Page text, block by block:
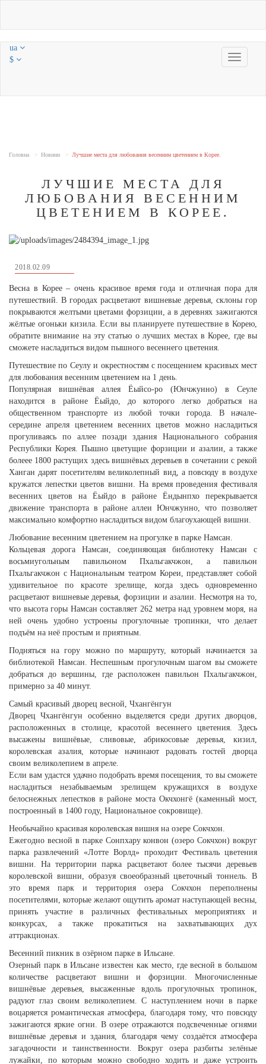
Toggle
ua
$
Головна Новини Лучшие места для любования весенним цветением в Корее.
ЛУЧШИЕ МЕСТА ДЛЯ
ЛЮБОВАНИЯ ВЕСЕННИМ
ЦВЕТЕНИЕМ В КОРЕЕ.
2018.02.09
Весна в Корее – очень красивое время года и отличная пора для
путешествий. В городах расцветают вишневые деревья, склоны гор
покрываются желтыми цветами форзиции, а в деревнях зажигаются
жёлтые огоньки кизила. Если вы планируете путешествие в Корею,
обратите внимание на эту статью о лучших местах в Корее, где вы
сможете насладиться видом пышного весеннего цветения.
Путешествие по Сеулу и окрестностям с посещением красивых мест
для любования весенним цветением на 1 день.
Популярная вишнёвая аллея Ёыйсо-ро (Юнчжунно) в Сеуле
находится в районе Ёыйдо, до которого легко добраться на
общественном транспорте из любой точки города. В начале-
середине апреля цветением весенних цветов можно насладиться
прогуливаясь по аллее позади здания Национального собрания
Республики Корея. Пышно цветущие форзиции и азалии, а также
болеее 1800 растущих здесь вишнёвых деревьев в сочетании с рекой
Ханган дарят посетителям великолепный вид, а повсюду в воздухе
кружатся лепестки цветов вишни. На время проведения фестиваля
весенних цветов на Ёыйдо в районе Ёндынпхо перекрывается
движение транспорта в районе аллеи Юнчжунно, что позволяет
максимально комфортно насладиться видом благоухающей вишни.
Любование весенним цветением на прогулке в парке Намсан.
Кольцевая дорога Намсан, соединяющая библиотеку Намсан с
восьмиугольным павильоном Пхальгакчжон, а павильон
Пхальгакчжон с Национальным театром Кореи, представляет собой
удивительное по красоте зрелище, когда здесь одновременно
расцветают вишневые деревья, форзиции и азалии. Несмотря на то,
что высота горы Намсан составляет 262 метра над уровнем моря, на
ней очень удобно устроены прогулочные тропинки, что делает
подъём на неё простым и приятным.
Подняться на гору можно по маршруту, который начинается за
библиотекой Намсан. Неспешным прогулочным шагом вы сможете
добраться до вершины, где расположен павильон Пхальгакчжон,
примерно за 40 минут.
Самый красивый дворец весной, Чхангёнгун
Дворец Чхангёнгун особенно выделяется среди других дворцов,
расположенных в столице, красотой весеннего цветения. Здесь
высажены вишнёвые, сливовые, абрикосовые деревья, кизил,
королевская азалия, которые начинают радовать гостей дворца
своим великолепием в апреле.
Если вам удастся удачно подобрать время посещения, то вы сможете
насладиться незабываемым зрелищем кружащихся в воздухе
белоснежных лепестков в районе моста Окчхонгё (каменный мост,
построенный в 1400 году, Национальное сокровище).
Необычайно красивая королевская вишня на озере Сокчхон.
Ежегодно весной в парке Сонпхару конвон (озеро Сокчхон) вокруг
парка развлечений «Лотте Ворлд» проходит Фестиваль цветения
вишни. На территории парка расцветают более тысячи деревьев
королевской вишни, образуя своеобразный цветочный тоннель. В
это время парк и территория озера Сокчхон переполнены
посетителями, которые желают ощутить аромат наступающей весны,
принять участие в различных фестивальных мероприятиях и
конкурсах, а также прокатиться на захватывающих дух
аттракционах.
Весенний пикник в озёрном парке в Ильсане.
Озерный парк в Ильсане известен как место, где весной в большом
количестве расцветают вишни и форзиции. Многочисленные
вишнёвые деревьея, высаженные вдоль прогулочных тропинок,
радуют глаз своим великолепием. С наступлением ночи в парке
воцаряется романтическая атмосфера, благодаря тому, что повсюду
зажигаются яркие огни. В озере отражаются подсвеченные огнями
вишнёвые деревья и здания, благодаря чему создаётся атмосфера
загадочности и таинственности. Вокруг озера разбиты зелёные
лужайки, по которым можно свободно ходить и даже устроить